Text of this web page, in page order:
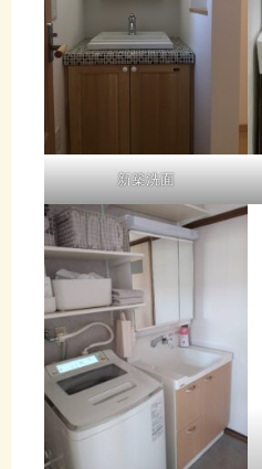
新築洗面